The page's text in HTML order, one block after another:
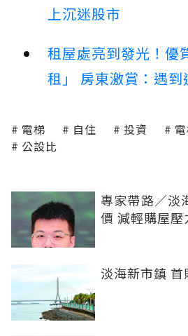
上沉迷股市
租屋處亮到發光！優
租」 房東激賞：遇
電梯 自住 投資
公設比
專家帶路／淡
價 減輕購屋壓
淡海新市鎮 首